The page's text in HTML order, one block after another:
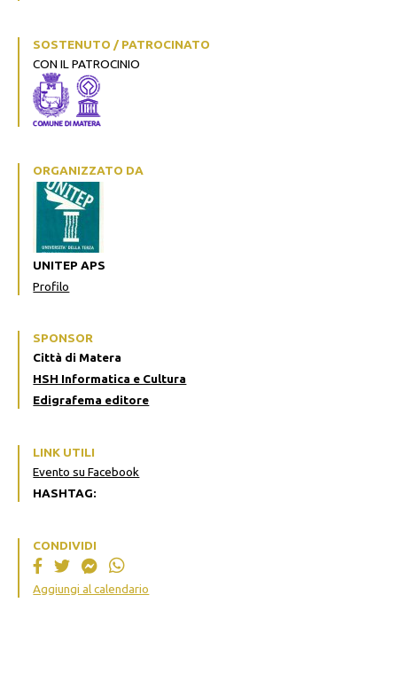
SOSTENUTO / PATROCINATO
CON IL PATROCINIO
ORGANIZZATO DA
UNITEP APS
Profilo
SPONSOR
Città di Matera
HSH Informatica e Cultura
Edigrafema editore
LINK UTILI
Evento su Facebook
HASHTAG:
CONDIVIDI
Aggiungi al calendario